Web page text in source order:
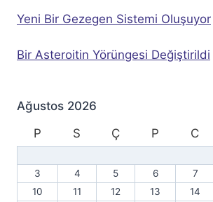
Yeni Bir Gezegen Sistemi Oluşuyor
Bir Asteroitin Yörüngesi Değiştirildi
Ağustos 2026
P
S Ç P C
3
4 5 6 7
10
11 12 13 14